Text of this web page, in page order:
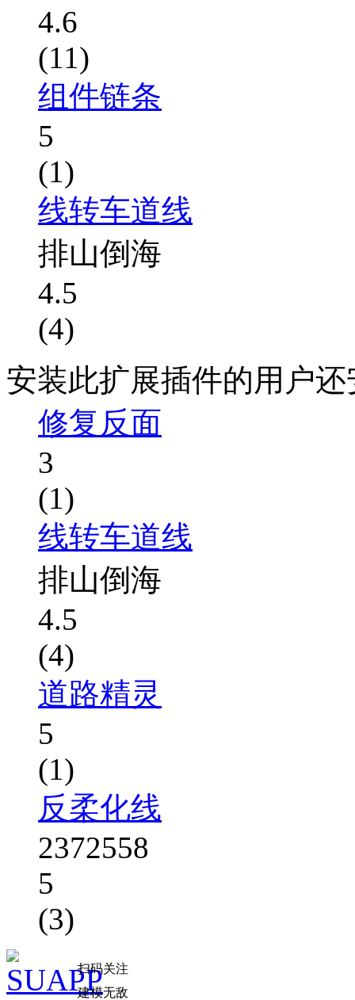
4.6
(11)
组件链条
5
(1)
线转车道线
排山倒海
4.5
(4)
安装此扩展插件的用户
修复反面
3
(1)
线转车道线
排山倒海
4.5
(4)
道路精灵
5
(1)
反柔化线
2372558
5
(3)
扫码关注
建模无敌